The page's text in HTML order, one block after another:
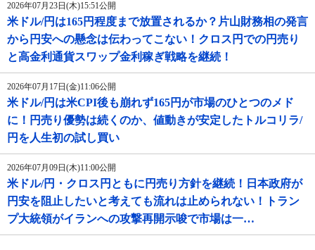
2026年07月23日(木)15:51公開
米ドル/円は165円程度まで放置されるか？片山財務相の発言
から円安への懸念は伝わってこない！クロス円での円売り
と高金利通貨スワップ金利稼ぎ戦略を継続！
2026年07月17日(金)11:06公開
米ドル/円は米CPI後も崩れず165円が市場のひとつのメド
に！円売り優勢は続くのか、値動きが安定したトルコリラ/
円を人生初の試し買い
2026年07月09日(木)11:00公開
米ドル/円・クロス円ともに円売り方針を継続！日本政府が
円安を阻止したいと考えても流れは止められない！トラン
プ大統領がイランへの攻撃再開示唆で市場は一…